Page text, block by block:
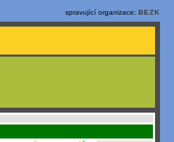
spravující organizace: BEZK